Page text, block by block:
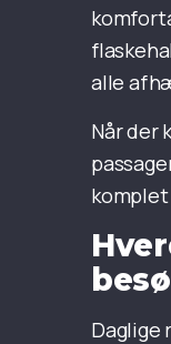
alle
Når der
Daglige